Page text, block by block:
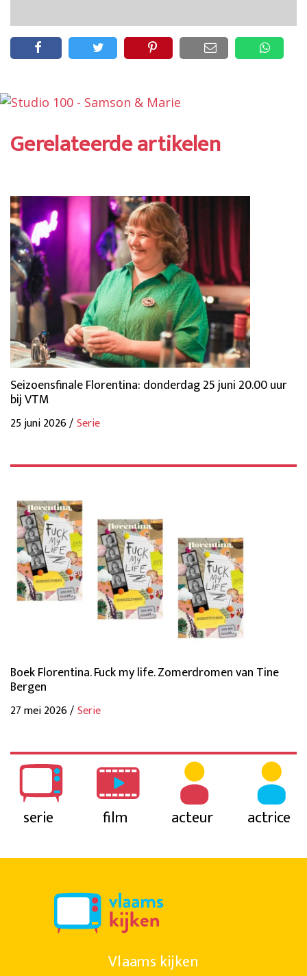
Gerelateerde artikelen
Seizoensfinale Florentina: donderdag 25 juni 20.00 uur
bij VTM
25 juni 2026 /Serie
Boek Florentina. Fuck my life. Zomerdromen van Tine
Bergen
27 mei 2026 /Serie
serie film acteur actrice
Vlaams kijken